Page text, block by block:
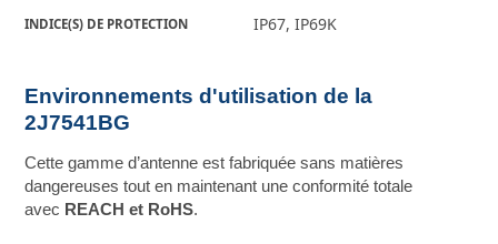
INDICE(S) DE PROTECTION IP67, IP69K
Environnements d'utilisation de la
2J7541BG
Cette gamme d’antenne est fabriquée sans matières
dangereuses tout en maintenant une conformité totale
avec REACH et RoHS.